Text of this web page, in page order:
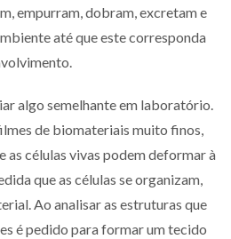
empurram, dobram, excretam e
até que este corresponda
algo semelhante em laboratório.
de biomateriais muito finos,
as células vivas podem deformar à
que as células se organizam,
Ao analisar as estruturas que
é pedido para formar um tecido